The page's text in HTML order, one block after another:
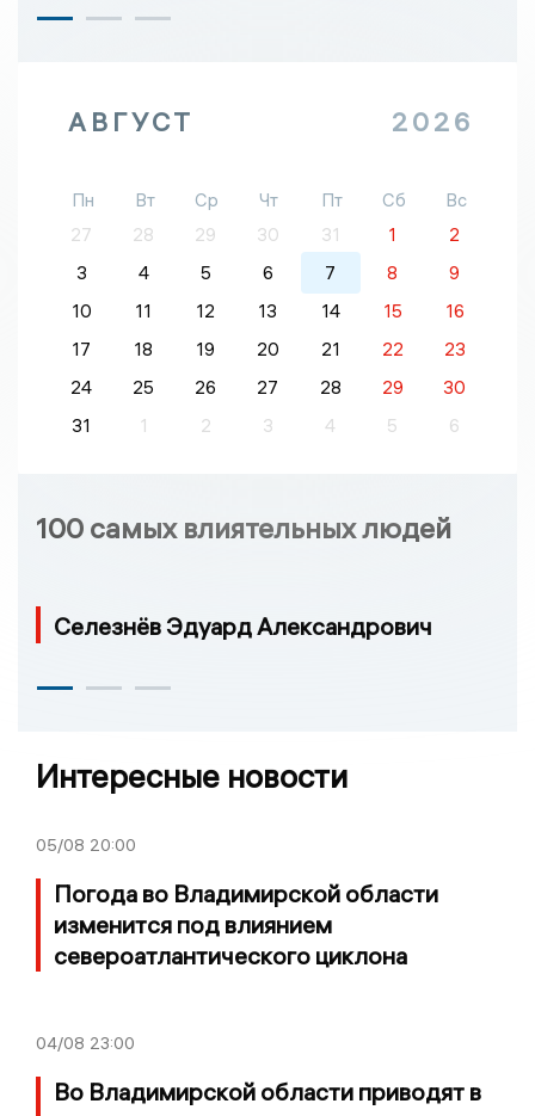
АВГУСТ 2026
Пн Вт Ср Чт Пт Сб
Вс
27
28 29 30 31 1
2
3
4 5 6 7 8
9
10
11 12 13 14 15
16
17
18 19 20 21 22
23
24
25 26 27 28 29
30
31
1 2 3 4 5 6
100 самых влиятельных людей
Селезнёв Эдуард Александрович
Интересные новости
05/08 20:00
Погода во Владимирской области
изменится под влиянием
североатлантического циклона
04/08 23:00
Во Владимирской области приводят в